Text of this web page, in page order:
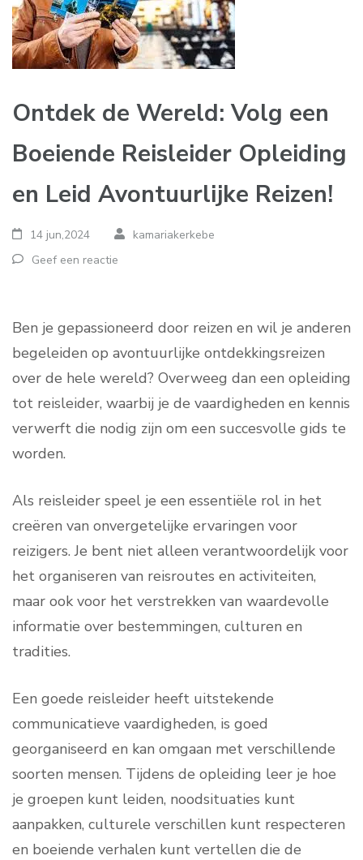
Ontdek de Wereld: Volg een
Boeiende Reisleider Opleiding
en Leid Avontuurlijke Reizen!
14 jun,2024
kamariakerkebe
Geef een reactie
Ben je gepassioneerd door reizen en wil je anderen
begeleiden op avontuurlijke ontdekkingsreizen
over de hele wereld? Overweeg dan een opleiding
tot reisleider, waarbij je de vaardigheden en kennis
verwerft die nodig zijn om een succesvolle gids te
worden.
Als reisleider speel je een essentiële rol in het
creëren van onvergetelijke ervaringen voor
reizigers. Je bent niet alleen verantwoordelijk voor
het organiseren van reisroutes en activiteiten,
maar ook voor het verstrekken van waardevolle
informatie over bestemmingen, culturen en
tradities.
Een goede reisleider heeft uitstekende
communicatieve vaardigheden, is goed
georganiseerd en kan omgaan met verschillende
soorten mensen. Tijdens de opleiding leer je hoe
je groepen kunt leiden, noodsituaties kunt
aanpakken, culturele verschillen kunt respecteren
en boeiende verhalen kunt vertellen die de